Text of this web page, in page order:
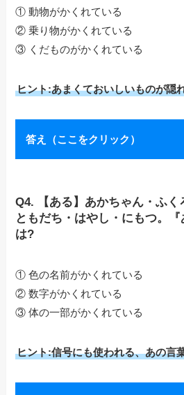
① 動物がかくれている
② 乗り物がかくれている
③ くだものがかくれている
ヒント:あまくておいしいものが隠
答え（ここをクリック）
Q4. 【ある】あかちゃん・ふく
ともだち・はやし・にもつ。
は?
① 色の名前がかくれている
② 数字がかくれている
③ 体の一部がかくれている
ヒント:信号にも使われる、あの言